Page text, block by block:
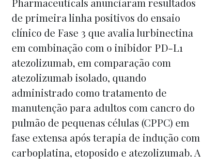
de primeira linha positivos do ensaio
clínico de Fase 3 que avalia lurbinectina
em combinação com o inibidor PD-L1
atezolizumab, em comparação com
atezolizumab isolado, quando
administrado como tratamento de
manutenção para adultos com cancro do
pulmão de pequenas células (CPPC) em
fase extensa após terapia de indução com
carboplatina, etoposido e atezolizumab. A